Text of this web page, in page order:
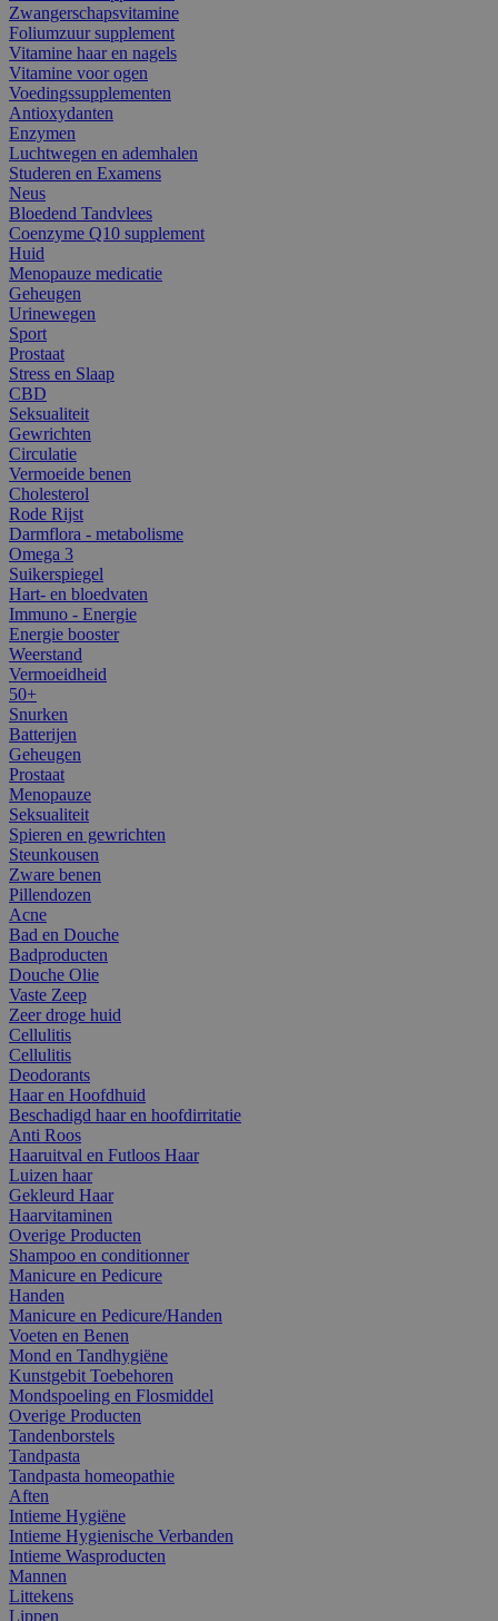
Zwangerschapsvitamine
Foliumzuur supplement
Vitamine haar en nagels
Vitamine voor ogen
Voedingssupplementen
Antioxydanten
Enzymen
Luchtwegen en ademhalen
Studeren en Examens
Neus
Bloedend Tandvlees
Coenzyme Q10 supplement
Huid
Menopauze medicatie
Geheugen
Urinewegen
Sport
Prostaat
Stress en Slaap
CBD
Seksualiteit
Gewrichten
Circulatie
Vermoeide benen
Cholesterol
Rode Rijst
Darmflora - metabolisme
Omega 3
Suikerspiegel
Hart- en bloedvaten
Immuno - Energie
Energie booster
Weerstand
Vermoeidheid
50+
Snurken
Batterijen
Geheugen
Prostaat
Menopauze
Seksualiteit
Spieren en gewrichten
Steunkousen
Zware benen
Pillendozen
Acne
Bad en Douche
Badproducten
Douche Olie
Vaste Zeep
Zeer droge huid
Cellulitis
Cellulitis
Deodorants
Haar en Hoofdhuid
Beschadigd haar en hoofdirritatie
Anti Roos
Haaruitval en Futloos Haar
Luizen haar
Gekleurd Haar
Haarvitaminen
Overige Producten
Shampoo en conditionner
Manicure en Pedicure
Handen
Manicure en Pedicure/Handen
Voeten en Benen
Mond en Tandhygiëne
Kunstgebit Toebehoren
Mondspoeling en Flosmiddel
Overige Producten
Tandenborstels
Tandpasta
Tandpasta homeopathie
Aften
Intieme Hygiëne
Intieme Hygienische Verbanden
Intieme Wasproducten
Mannen
Littekens
Lippen